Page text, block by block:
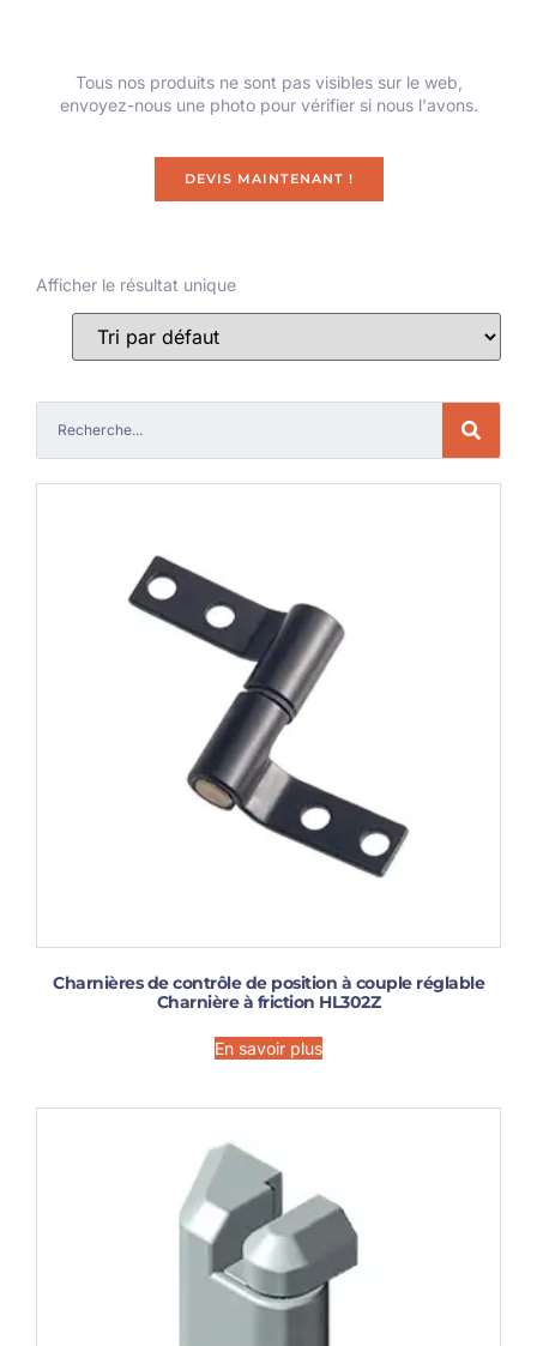
Tous nos produits ne sont pas visibles sur le web,
envoyez-nous une photo pour vérifier si nous l'avons.
DEVIS MAINTENANT !
Afficher le résultat unique
Charnières de contrôle de position à couple réglable
Charnière à friction HL302Z
En savoir plus